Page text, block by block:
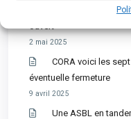
annoncé sa faillite, le
ouvert
2 mai 2025
CORA voici les
éventuelle fermeture
9 avril 2025
Une ASBL en